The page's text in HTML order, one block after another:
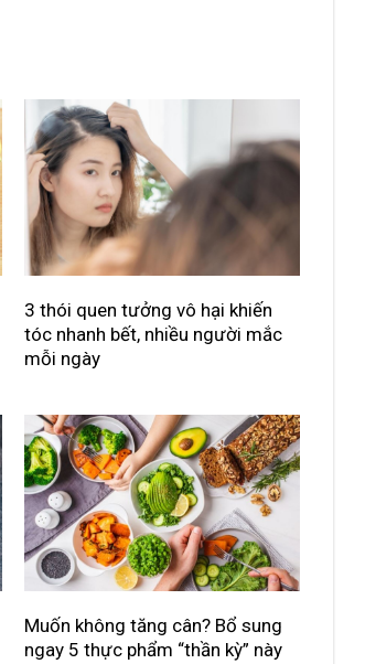
3 thói quen tưởng vô hại khiến
tóc nhanh bết, nhiều người mắc
mỗi ngày
Muốn không tăng cân? Bổ sung
ngay 5 thực phẩm “thần kỳ” này